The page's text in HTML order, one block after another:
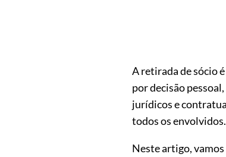
A retirada de sócio
por decisão
jurídicos e
todos os envolvidos.
Neste artigo,